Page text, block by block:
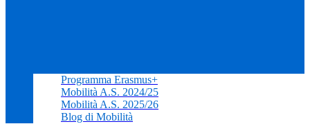
Programma Erasmus+
Mobilità A.S. 2024/25
Mobilità A.S. 2025/26
Blog di Mobilità